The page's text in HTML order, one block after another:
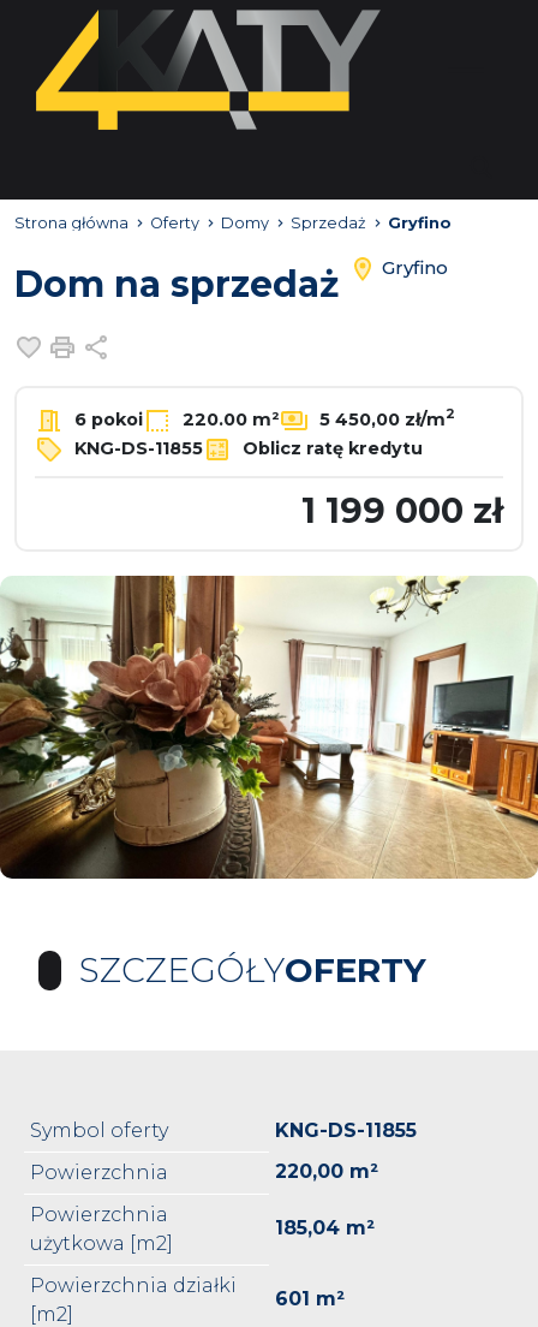
Strona główna Oferty Domy Sprzedaż Gryfino
Dom na sprzedaż Gryfino
Dodaj do ulubionych
Drukuj
6 pokoi 220.00 m² 5 450,00 zł/m2
KNG-DS-11855 Oblicz ratę kredytu
1 199 000 zł
SZCZEGÓŁYOFERTY
Symbol oferty
KNG-DS-11855
Powierzchnia
220,00 m²
Powierzchnia
użytkowa [m2]
185,04 m²
Powierzchnia działki
[m2]
601 m²